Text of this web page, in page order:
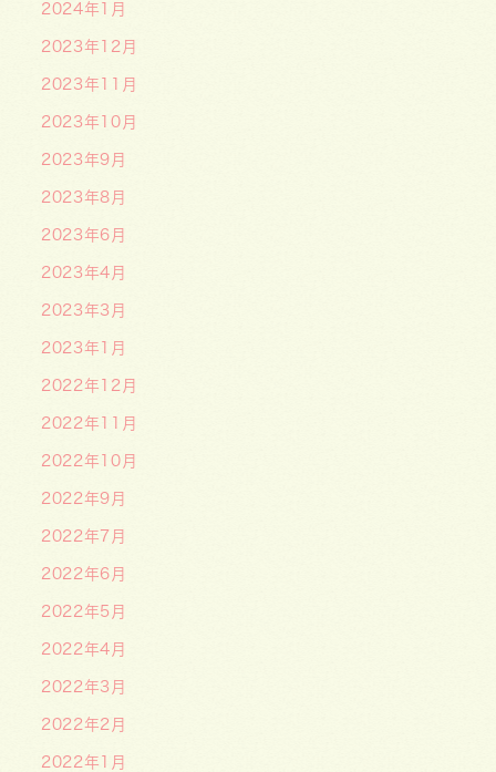
2024年1月
2023年12月
2023年11月
2023年10月
2023年9月
2023年8月
2023年6月
2023年4月
2023年3月
2023年1月
2022年12月
2022年11月
2022年10月
2022年9月
2022年7月
2022年6月
2022年5月
2022年4月
2022年3月
2022年2月
2022年1月